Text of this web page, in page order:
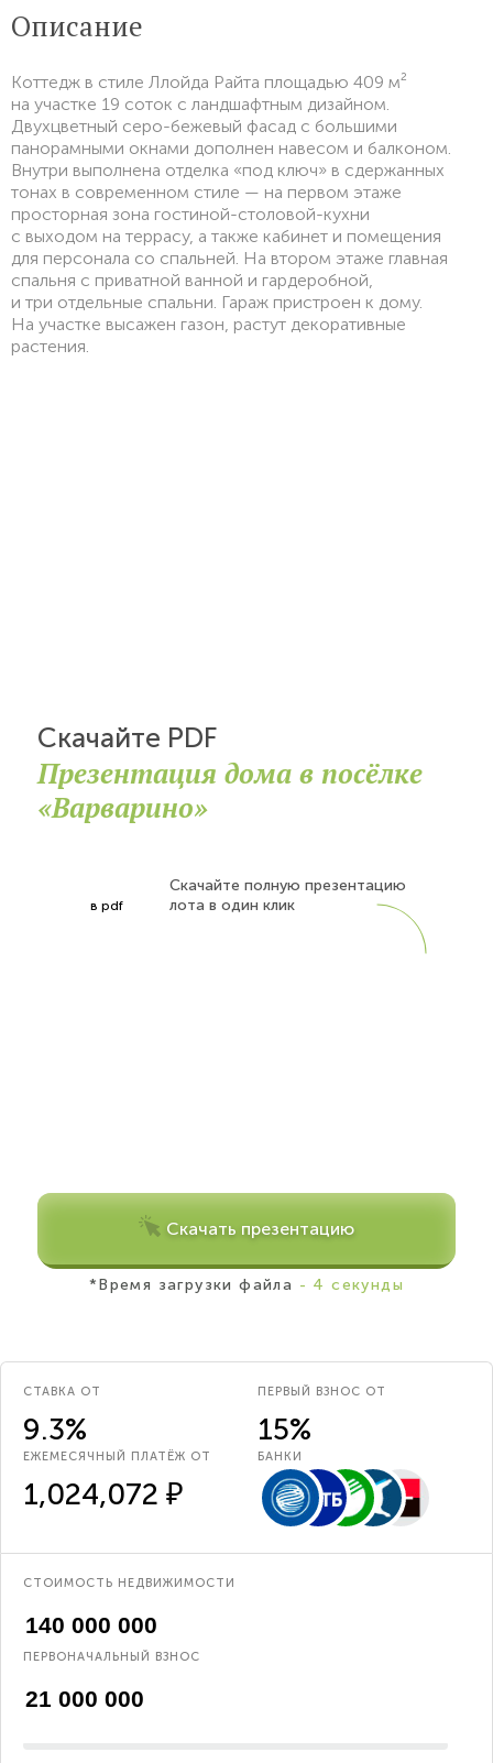
Описание
Коттедж в стиле Ллойда Райта площадью 409 м²
на участке 19 соток с ландшафтным дизайном.
Двухцветный серо-бежевый фасад с большими
панорамными окнами дополнен навесом и балконом.
Внутри выполнена отделка «под ключ» в сдержанных
тонах в современном стиле — на первом этаже
просторная зона гостиной-столовой-кухни
с выходом на террасу, а также кабинет и помещения
для персонала со спальней. На втором этаже главная
спальня с приватной ванной и гардеробной,
и три отдельные спальни. Гараж пристроен к дому.
На участке высажен газон, растут декоративные
растения.
Скачайте PDF
Презентация дома в посёлке
«Варварино»
в pdf
Скачайте полную презентацию
лота в один клик
Скачать презентацию
*Время загрузки файла - 4 секунды
СТАВКА ОТ
9.3%
ПЕРВЫЙ ВЗНОС ОТ
15%
ЕЖЕМЕСЯЧНЫЙ ПЛАТЁЖ ОТ
1,024,072 ₽
БАНКИ
СТОИМОСТЬ НЕДВИЖИМОСТИ
ПЕРВОНАЧАЛЬНЫЙ ВЗНОС